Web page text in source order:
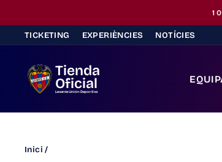
al
contingutTICKETING EXPERIÈNCIES NOTÍCIES
Tienda
Oficial
Levante Unión Deportiva
Inici /